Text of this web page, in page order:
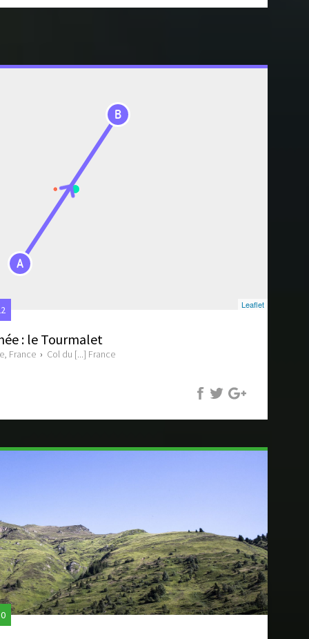
A
B
Leaflet
: le Tourmalet
France › Col du [...] France